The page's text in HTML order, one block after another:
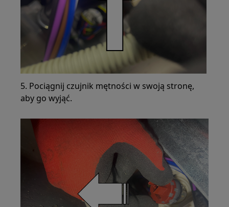
5. Pociągnij czujnik mętności w swoją stronę,
aby go wyjąć.